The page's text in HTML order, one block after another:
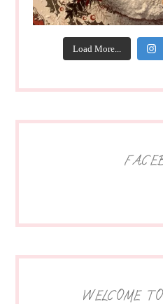
Load More...
WELCOME